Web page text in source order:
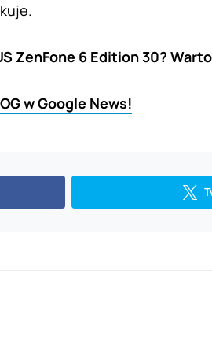
ZenFone 6 Edition 30?
w Google News!